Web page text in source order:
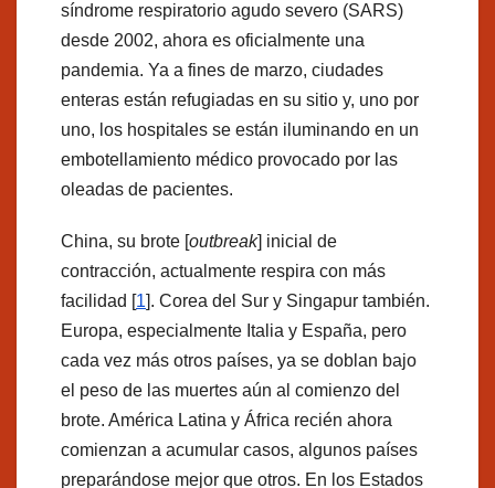
síndrome respiratorio agudo severo (SARS)
desde 2002, ahora es oficialmente una
pandemia. Ya a fines de marzo, ciudades
enteras están refugiadas en su sitio y, uno por
uno, los hospitales se están iluminando en un
embotellamiento médico provocado por las
oleadas de pacientes.
China, su brote [outbreak] inicial de
contracción, actualmente respira con más
facilidad [1]. Corea del Sur y Singapur también.
Europa, especialmente Italia y España, pero
cada vez más otros países, ya se doblan bajo
el peso de las muertes aún al comienzo del
brote. América Latina y África recién ahora
comienzan a acumular casos, algunos países
preparándose mejor que otros. En los Estados